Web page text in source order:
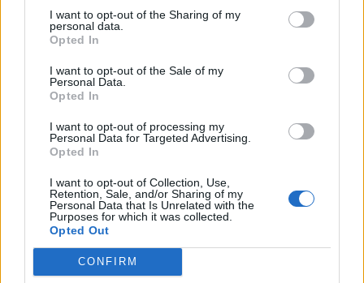
I want to opt-out of the Sharing of my
personal data.
Opted In
I want to opt-out of the Sale of my
Personal Data.
Opted In
I want to opt-out of processing my
Personal Data for Targeted Advertising.
Opted In
I want to opt-out of Collection, Use,
Retention, Sale, and/or Sharing of my
Personal Data that Is Unrelated with the
Purposes for which it was collected.
Opted Out
CONFIRM
Altul
Arată rezultatele